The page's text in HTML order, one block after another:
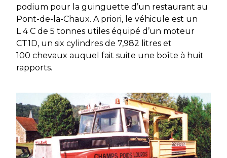
podium pour la guinguette d’un restaurant au
Pont-de-la-Chaux. A priori, le véhicule est un
L 4 C de 5 tonnes utiles équipé d’un moteur
CT1D, un six cylindres de 7,982 litres et
100 chevaux auquel fait suite une boîte à huit
rapports.